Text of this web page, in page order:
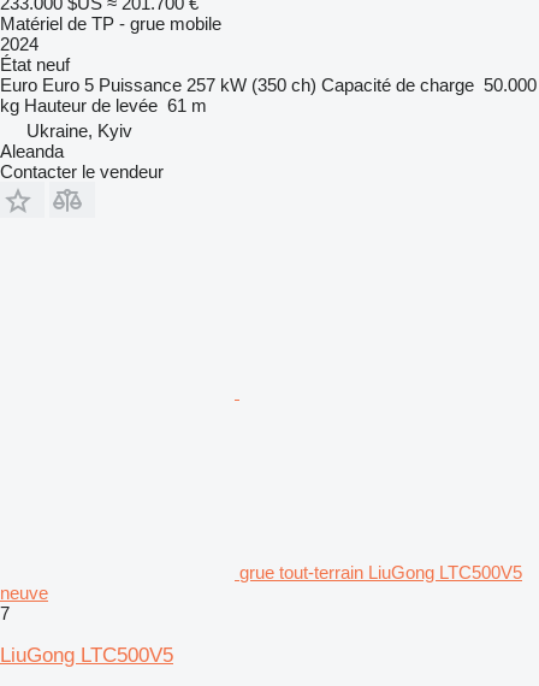
Matériel de TP - grue mobile
2024
État neuf
Euro Euro 5 Puissance 257 kW (350 ch) Capacité de charge 50.000
kg Hauteur de levée 61 m
Ukraine, Kyiv
Aleanda
Contacter le vendeur
grue tout-terrain LiuGong LTC500V5
neuve
7
LiuGong LTC500V5